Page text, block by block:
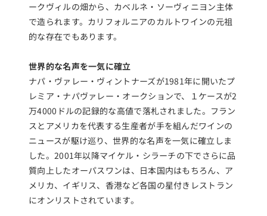
ークヴィルの畑から、カベルネ・ソーヴィニヨン主体
で造られます。カリフォルニアのカルトワインの元祖
的な存在でもあります。
世界的な名声を一気に確立
ナパ・ヴァレー・ヴィントナーズが1981年に開いたプ
レミア・ナパヴァレー・オークションで、１ケースが2
万4000ドルの記録的な高値で落札されました。フラン
スとアメリカを代表する生産者が手を組んだワインの
ニュースが駆け巡り、世界的な名声を一気に確立しま
した。2001年以降マイケル・シラーチの下でさらに品
質向上したオーパスワンは、日本国内はもちろん、ア
メリカ、イギリス、香港など各国の星付きレストラン
にオンリストされています。